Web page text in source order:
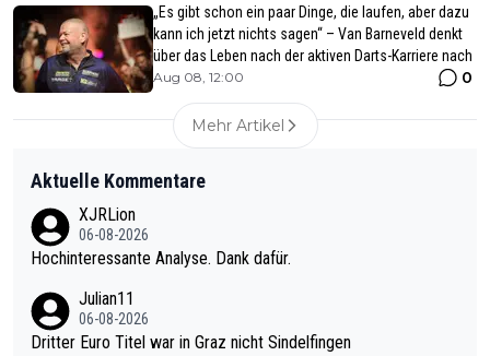
„Es gibt schon ein paar Dinge, die laufen, aber dazu
kann ich jetzt nichts sagen“ – Van Barneveld denkt
über das Leben nach der aktiven Darts-Karriere nach
Aug 08, 12:00 0
Mehr Artikel
Aktuelle Kommentare
XJRLion
06-08-2026
Hochinteressante Analyse. Dank dafür.
Julian11
06-08-2026
Dritter Euro Titel war in Graz nicht Sindelfingen